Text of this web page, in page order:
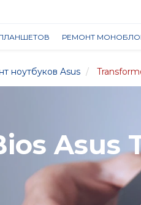
РЕМОНТ
ноутбуков Asus
Asus